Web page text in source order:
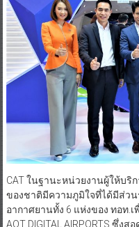
CAT ในฐานะหน่วยงานผู้ให้บ
ของชาติมีความภูมิใจที่ได้มีส่วน
อากาศยานทั้ง 6 แห่งของ ทอท.
AOT DIGITAL AIRPORTS ซึ่ง